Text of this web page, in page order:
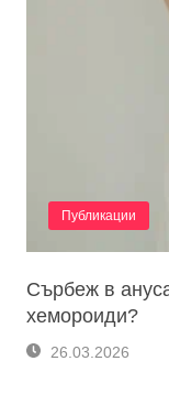
Публикации
Сърбеж в
хемороиди?
26.03.2026